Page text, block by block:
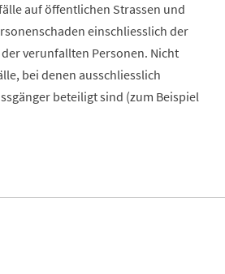
auf öffentlichen Strassen und
einschliesslich der
verunfallten Personen. Nicht
bei denen ausschliesslich
beteiligt sind (zum Beispiel